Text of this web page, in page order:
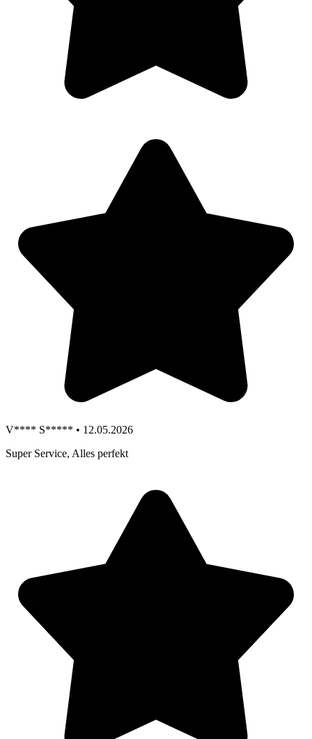
V**** S***** • 12.05.2026
Super Service, Alles perfekt